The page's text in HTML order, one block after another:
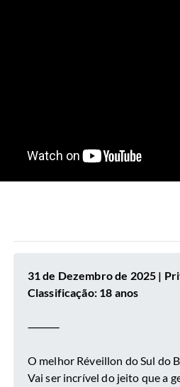
31 de Dezembro de 2025 |
Classificação: 18 anos
⸻
O melhor Réveillon do Sul do
Vai ser incrível do jeito que a